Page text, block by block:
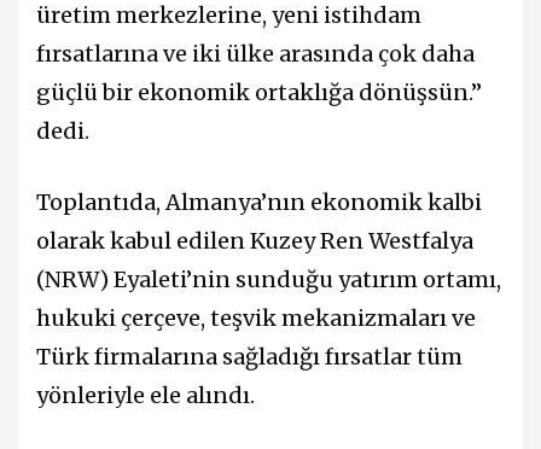
üretim merkezlerine, yeni istihdam
fırsatlarına ve iki ülke arasında çok daha
güçlü bir ekonomik ortaklığa dönüşsün.”
dedi.
Toplantıda, Almanya’nın ekonomik kalbi
olarak kabul edilen Kuzey Ren Westfalya
(NRW) Eyaleti’nin sunduğu yatırım ortamı,
hukuki çerçeve, teşvik mekanizmaları ve
Türk firmalarına sağladığı fırsatlar tüm
yönleriyle ele alındı.